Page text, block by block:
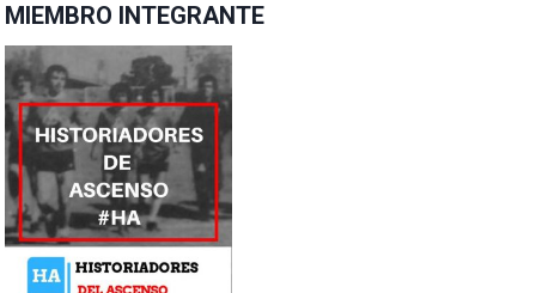
MIEMBRO INTEGRANTE